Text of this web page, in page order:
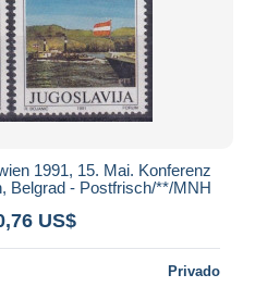
1991, 15. Mai. Konferenz
Belgrad - Postfrisch/**/MNH
US$
Privado